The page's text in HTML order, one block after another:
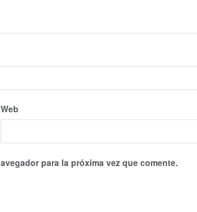
Web
para la próxima vez que comente.